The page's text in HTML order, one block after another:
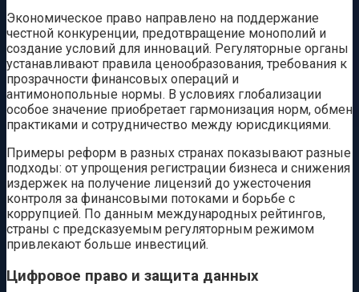
Экономическое право направлено на поддержание
честной конкуренции, предотвращение монополий и
создание условий для инноваций. Регуляторные органы
устанавливают правила ценообразования, требования к
прозрачности финансовых операций и
антимонопольные нормы. В условиях глобализации
особое значение приобретает гармонизация норм, обмен
практиками и сотрудничество между юрисдикциями.
Примеры реформ в разных странах показывают разные
подходы: от упрощения регистрации бизнеса и снижения
издержек на получение лицензий до ужесточения
контроля за финансовыми потоками и борьбе с
коррупцией. По данным международных рейтингов,
страны с предсказуемым регуляторным режимом
привлекают больше инвестиций.
Цифровое право и защита данных